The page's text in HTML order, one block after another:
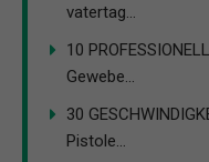
vatertag...
10
Gewebe...
30
Pistole...